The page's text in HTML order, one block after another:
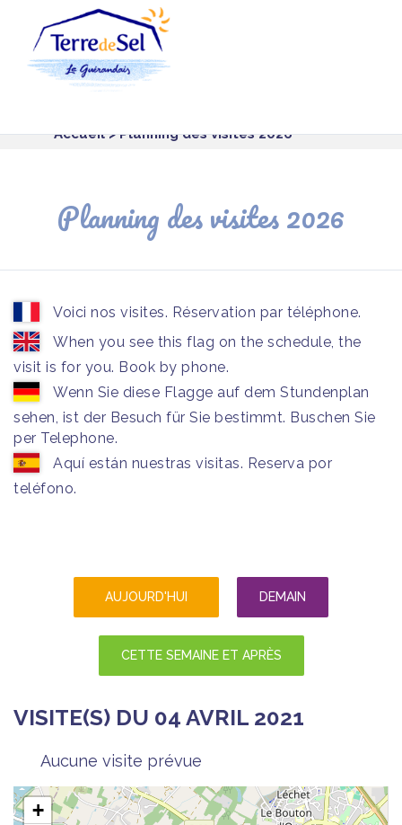
Accueil> Planning des visites 2026
Planning des visites 2026
Voici nos visites. Réservation par téléphone.
When you see this flag on the schedule, the
visit is for you. Book by phone.
Wenn Sie diese Flagge auf dem Stundenplan
sehen, ist der Besuch für Sie bestimmt. Buschen Sie
per Telephone.
Aquí están nuestras visitas. Reserva por
teléfono.
AUJOURD'HUI DEMAIN
CETTE SEMAINE ET APRÈS
VISITE(S) DU 04 AVRIL 2021
Aucune visite prévue
+
Panneau de gestion des cookies